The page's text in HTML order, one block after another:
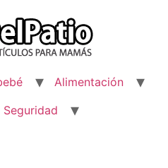
Alimentación
Seguridad